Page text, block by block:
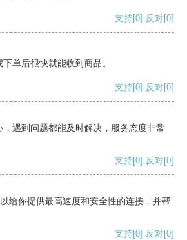
支持[0] 反对[0]
单后很快就能收到商品。
支持[0] 反对[0]
遇到问题都能及时解决，服务态度非常
支持[0] 反对[0]
给你提供最高速度和安全性的连接，并帮
支持[0] 反对[0]